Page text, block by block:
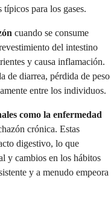
para los gases.
cuando se consume
del intestino
y causa inflamación.
de diarrea, pérdida de peso
entre los individuos.
como la enfermedad
crónica. Estas
digestivo, lo que
y cambios en los hábitos
y a menudo empeora